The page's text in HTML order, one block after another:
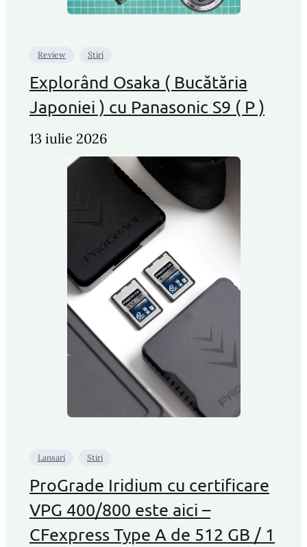
Review Stiri
Explorând Osaka ( Bucătăria
Japoniei ) cu Panasonic S9 ( P )
13 iulie 2026
Lansari Stiri
ProGrade Iridium cu certificare
VPG 400/800 este aici –
CFexpress Type A de 512 GB / 1